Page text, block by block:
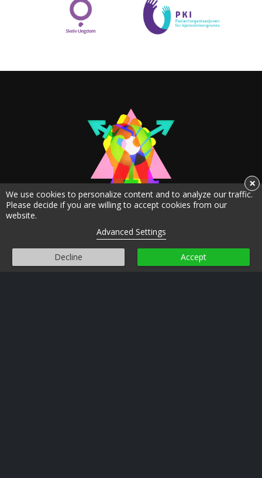
Oslo/Fusion International Film Festival
We use cookies to personalize content and to analyze our traffic.
Please decide if you are willing to accept cookies from our
website.
Advanced Settings
Decline Accept
×